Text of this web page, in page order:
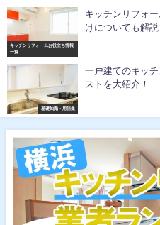
キッチンリフォームお役立ち情報
一覧
キッチンリフォ
けについても解説
基礎知識・用語集
一戸建てのキッ
ストを大紹介！